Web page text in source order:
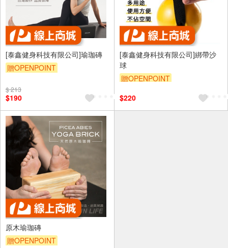
[泰鑫健身科技有限公司]瑜珈磚
贈OPENPOINT
$ 213
$190
[泰鑫健身科技有限公司]綁帶沙
球
贈OPENPOINT
$220
原木瑜珈磚
贈OPENPOINT